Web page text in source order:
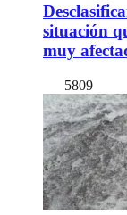
situación
muy
5809